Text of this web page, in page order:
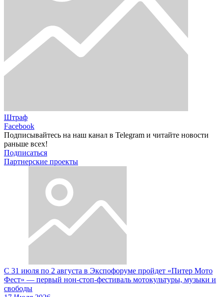
Штраф
Facebook
Подписывайтесь на наш канал в Telegram и читайте новости
раньше всех!
Подписаться
Партнерские проекты
С 31 июля по 2 августа в Экспофоруме пройдет «Питер Мото
Фест» — первый нон-стоп-фестиваль мотокультуры, музыки и
свободы